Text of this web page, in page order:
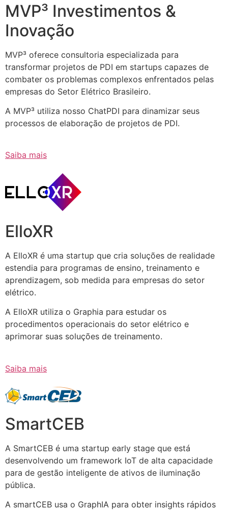
MVP³ Investimentos &
Inovação
MVP³ oferece consultoria especializada para
transformar projetos de PDI em startups capazes de
combater os problemas complexos enfrentados pelas
empresas do Setor Elétrico Brasileiro.
A MVP³ utiliza nosso ChatPDI para dinamizar seus
processos de elaboração de projetos de PDI.
Saiba mais
ElloXR
A ElloXR é uma startup que cria soluções de realidade
estendia para programas de ensino, treinamento e
aprendizagem, sob medida para empresas do setor
elétrico.
A ElloXR utiliza o Graphia para estudar os
procedimentos operacionais do setor elétrico e
aprimorar suas soluções de treinamento.
Saiba mais
SmartCEB
A SmartCEB é uma startup early stage que está
desenvolvendo um framework IoT de alta capacidade
para de gestão inteligente de ativos de iluminação
pública.
A smartCEB usa o GraphIA para obter insights rápidos